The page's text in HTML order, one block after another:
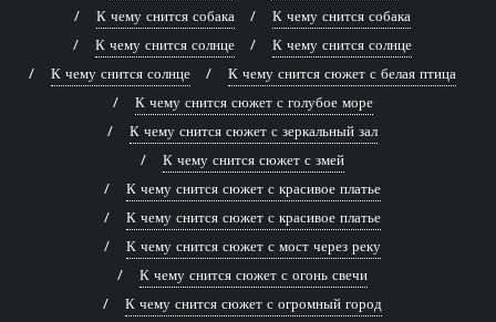
К чему снится собака
К чему снится собака
К чему снится солнце
К чему снится солнце
К чему снится солнце
К чему снится сюжет с белая птица
К чему снится сюжет с голубое море
К чему снится сюжет с зеркальный зал
К чему снится сюжет с змей
К чему снится сюжет с красивое платье
К чему снится сюжет с красивое платье
К чему снится сюжет с мост через реку
К чему снится сюжет с огонь свечи
К чему снится сюжет с огромный город